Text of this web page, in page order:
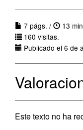
7 págs. /
13
160 visitas.
Publicado el 6 de
Este texto no ha